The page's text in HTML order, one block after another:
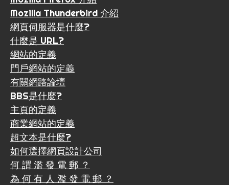
Mozilla Thunderbird 介紹
網頁伺服器是什麼?
什麼是 URL?
網站的定義
門戶網站的定義
有關網路論壇
BBS是什麼?
主頁的定義
商業網站的定義
超文本是什麼?
如何選擇網頁設計公司
何 謂 濫 發 電 郵 ？
為 何 有 人 濫 發 電 郵 ？